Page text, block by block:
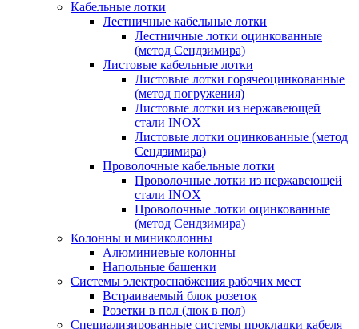
Кабельные лотки
Лестничные кабельные лотки
Лестничные лотки оцинкованные
(метод Сендзимира)
Листовые кабельные лотки
Листовые лотки горячеоцинкованные
(метод погружения)
Листовые лотки из нержавеющей
стали INOX
Листовые лотки оцинкованные (метод
Сендзимира)
Проволочные кабельные лотки
Проволочные лотки из нержавеющей
стали INOX
Проволочные лотки оцинкованные
(метод Сендзимира)
Колонны и миниколонны
Алюминиевые колонны
Напольные башенки
Системы электроснабжения рабочих мест
Встраиваемый блок розеток
Розетки в пол (люк в пол)
Специализированные системы прокладки кабеля